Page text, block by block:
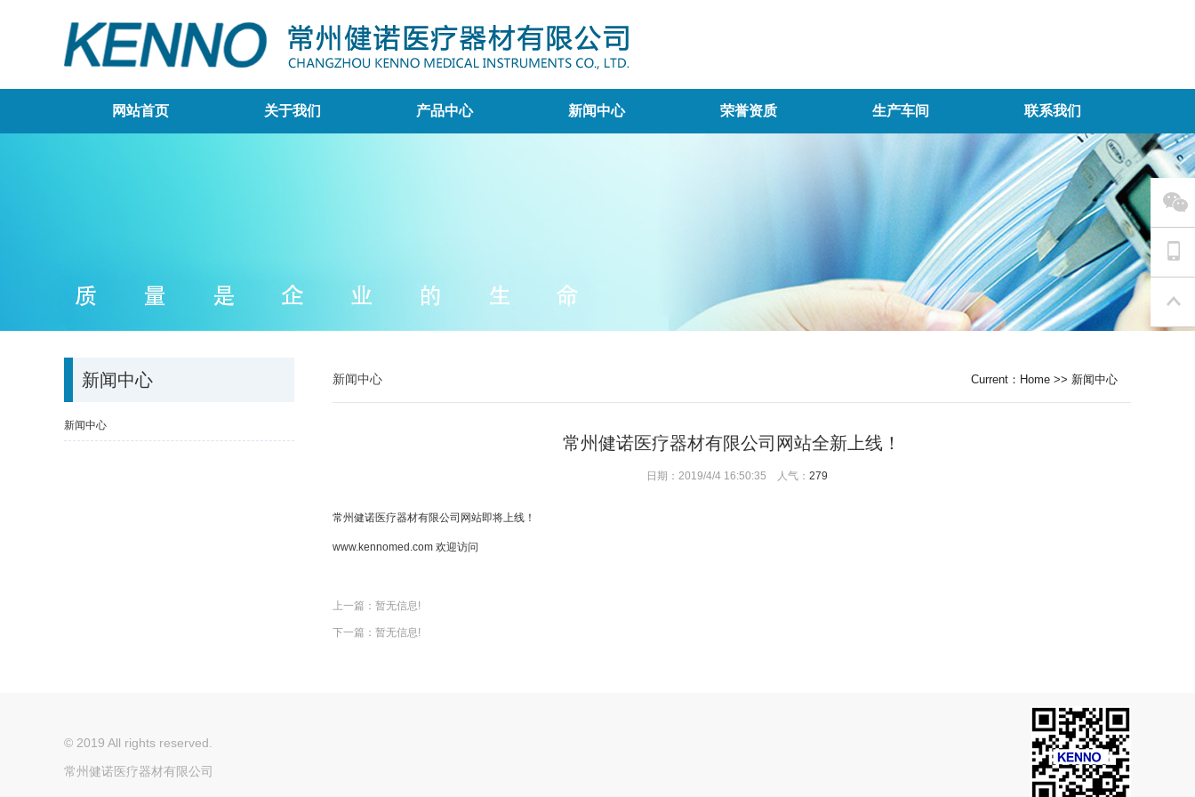
网站首页 关于我们 产品中心 新闻中心 荣誉资质 生产车间 联系我们
新闻中心
新闻中心
新闻中心 Current： Home >> 新闻中心
常州健诺医疗器材有限公司网站全新上线！
日期：2019/4/4 16:50:35 人气： 279
常州健诺医疗器材有限公司网站即将上线！
www.kennomed.com 欢迎访问
上一篇：暂无信息!
下一篇：暂无信息!
© 2019 All rights reserved.
常州健诺医疗器材有限公司